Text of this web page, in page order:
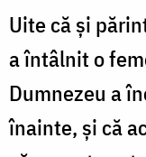
Uite că și
a întâlnit o
Dumnezeu a
înainte, și că